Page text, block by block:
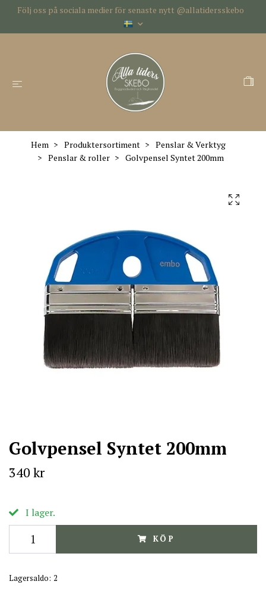
Följ oss på sociala medier för senaste nytt @allatidersskebo
Hem Produktersortiment
Penslar & Verktyg
Penslar & roller
Golvpensel Syntet 200mm
Golvpensel Syntet 200mm
340 kr
I lager.
KÖP
Lagersaldo: 2